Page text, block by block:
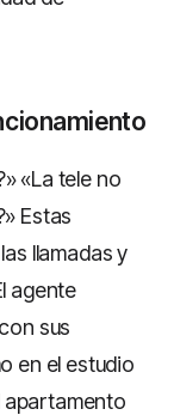
«La tele no
Estas
llamadas y
agente
sus
en el estudio
apartamento